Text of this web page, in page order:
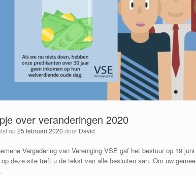
over veranderingen 2020
op25 februari 2020 door David
Vergadering van Vereniging VSE gaf het bestuur op 19
deze site treft u de tekst van alle besluiten aan. Om uw